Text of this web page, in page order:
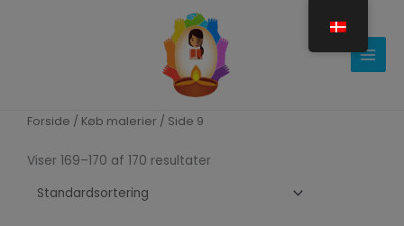
Forside / Køb malerier / Side 9
Viser 169–170 af 170 resultater